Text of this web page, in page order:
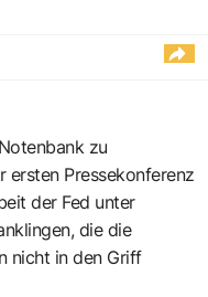
zu
ersten Pressekonferenz
der Fed unter
die die
nicht in den Griff